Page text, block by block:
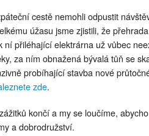
cestě nemohli odpustit
úžasu jsme zjistili, že
ní přiléhající elektrárna už vůbec
za ním obnažená bývalá tůň se
probíhající stavba nové
zde.
končí a my se loučíme,
a dobrodružství.